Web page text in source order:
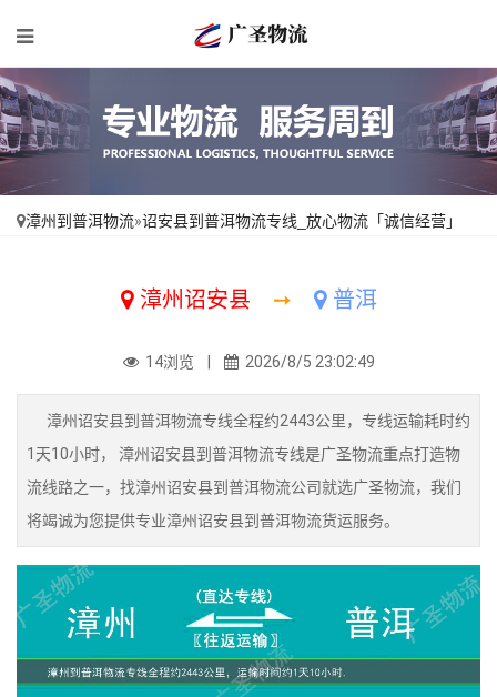
漳州到普洱物流»诏安县到普洱物流专线_放心物流「诚信经营」
漳州诏安县 ➙ 普洱
14浏览 | 2026/8/5 23:02:49
漳州诏安县到普洱物流专线全程约2443公里，专线运输耗时约
1天10小时， 漳州诏安县到普洱物流专线是广圣物流重点打造物
流线路之一，找漳州诏安县到普洱物流公司就选广圣物流，我们
将竭诚为您提供专业漳州诏安县到普洱物流货运服务。